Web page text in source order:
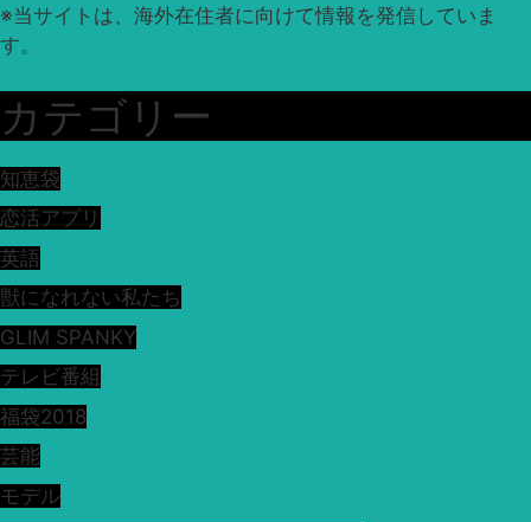
※当サイトは、海外在住者に向けて情報を発信していま
す。
カテゴリー
知恵袋
恋活アプリ
英語
獣になれない私たち
GLIM SPANKY
テレビ番組
福袋2018
芸能
モデル